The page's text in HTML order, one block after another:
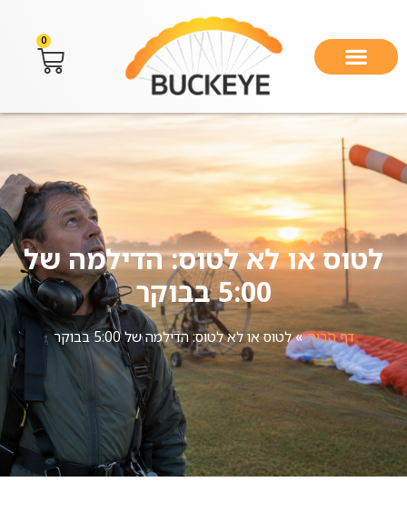
0
לטוס או לא לטוס: הדילמה של
5:00 בבוקר
דף הבית»לטוס או לא לטוס: הדילמה של 5:00 בבוקר